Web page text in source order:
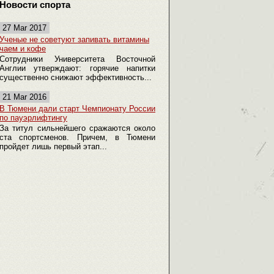
Новости спорта
27 Mar 2017
Ученые не советуют запивать витамины
чаем и кофе
Сотрудники Университета Восточной
Англии утверждают: горячие напитки
существенно снижают эффективность...
21 Mar 2016
В Тюмени дали старт Чемпионату России
по пауэрлифтингу
За титул сильнейшего сражаются около
ста спортсменов. Причем, в Тюмени
пройдет лишь первый этап...